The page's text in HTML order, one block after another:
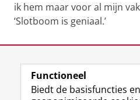
ik hem maar voor al mijn
‘Slotboom is geniaal.’
View this page in:English
Functioneel
Biedt de basisfuncties